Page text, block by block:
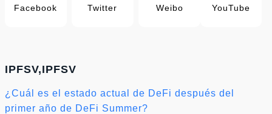
Facebook Twitter Weibo YouTube
IPFSV,IPFSV
¿Cuál es el estado actual de DeFi después del
primer año de DeFi Summer?